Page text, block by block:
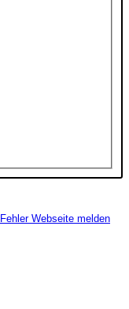
Fehler Webseite melden